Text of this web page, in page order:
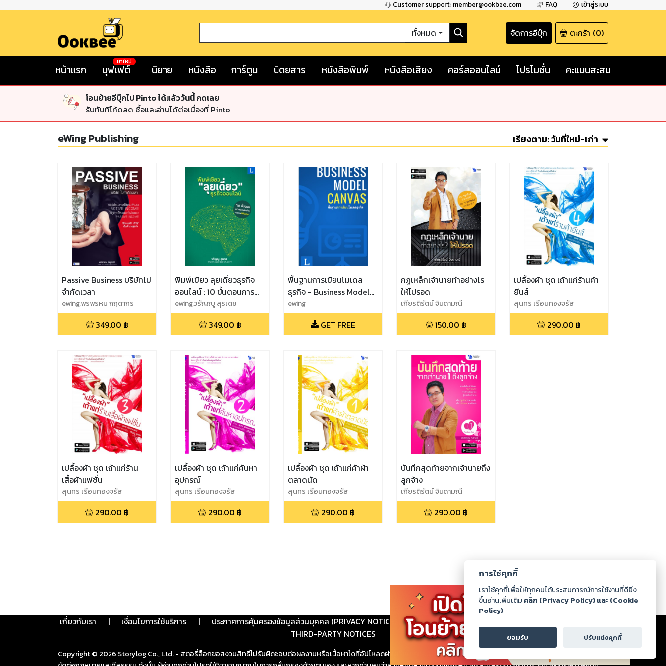
Customer support: member@ookbee.com FAQ เข้าสู่ระบบ
ทั้งหมด จัดการอีบุ๊ก ตะกร้า (0)
หน้าแรก บุฟเฟต์
มาใหม่
นิยาย หนังสือ การ์ตูน นิตยสาร หนังสือพิมพ์ หนังสือเสียง คอร์สออนไลน์ โปรโมชั่น คะแนนสะสม
โอนย้ายอีบุ๊กไป Pinto ได้แล้ววันนี้ กดเลย
รับทันทีโค้ดลด ซื้อและอ่านได้ต่อเนื่องที่ Pinto
eWing Publishing เรียงตาม:วันที่ใหม่-เก่า
Passive Business บริษัทไม่
จำกัดเวลา
ewing,พรพรหม กฤดากร
349.00 ฿
พิมพ์เขียว ลุยเดี่ยวธุรกิจ
ออนไลน์ : 10 ขั้นตอนการ
สร้างธุรกิจเงินล้านจากการ
ไม่มีเงินทุน
ewing,วรัญญู สุรเดช
349.00 ฿
พื้นฐานการเขียนโมเดล
ธุรกิจ - Business Model
Canvas
ewing
GET FREE
กฏเหล็กเจ้านายทำอย่างไร
ให้ไปรอด
เกียรติรัตน์ จินดามณี
150.00 ฿
เปลื้องผ้า ชุด เถ้าแก่ร้านค้า
ยีนส์
สุนทร เรือนทองจรัส
290.00 ฿
เปลื้องผ้า ชุด เถ้าแก่ร้าน
เสื้อผ้าแฟชั่น
สุนทร เรือนทองจรัส
290.00 ฿
เปลื้องผ้า ชุด เถ้าแก่ค้นหา
อุปกรณ์
สุนทร เรือนทองจรัส
290.00 ฿
เปลื้องผ้า ชุด เถ้าแก่ค้าผ้า
ตลาดนัด
สุนทร เรือนทองจรัส
290.00 ฿
บันทึกสุดท้ายจากเจ้านายถึง
ลูกจ้าง
เกียรติรัตน์ จินดามณี
290.00 ฿
เกี่ยวกับเรา | เงื่อนไขการใช้บริการ | ประกาศการคุ้มครองข้อมูลส่วนบุคคล (PRIVACY NOTICE) | ติดต่อเรา
THIRD-PARTY NOTICES
Copyright © 2026 Storylog Co., Ltd. - สตอรี่ล็อกขอสงวนสิทธิ์ไม่รับผิดชอบต่อผลงานหรือเนื้อหาใดที่อัปโหลดผ่านเว็บไซต์และปรากฏว่าละเมิดสิทธิในทรัพย์สินทางปัญญาของบุคคลอื่นหรือ
การใช้คุกกี้
เราใช้คุกกี้เพื่อให้ทุกคนได้ประสบการณ์การใช้งานที่ดียิ่ง
ขึ้นอ่านเพิ่มเติม คลิก (Privacy Policy) และ (Cookie
Policy)
ยอมรับ ปรับแต่งคุกกี้